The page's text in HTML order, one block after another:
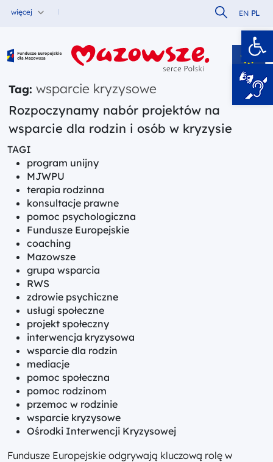
więcej Szukaj w
EN PL
Fundusze Europejskie dla Mazowsza
Tag: wsparcie kryzysowe
Rozpoczynamy nabór projektów na
wsparcie dla rodzin i osób w kryzysie
TAGI
program unijny
MJWPU
terapia rodzinna
konsultacje prawne
pomoc psychologiczna
Fundusze Europejskie
coaching
Mazowsze
grupa wsparcia
RWS
zdrowie psychiczne
usługi społeczne
projekt społeczny
interwencja kryzysowa
wsparcie dla rodzin
mediacje
pomoc społeczna
pomoc rodzinom
przemoc w rodzinie
wsparcie kryzysowe
Ośrodki Interwencji Kryzysowej
Fundusze Europejskie odgrywają kluczową rolę w